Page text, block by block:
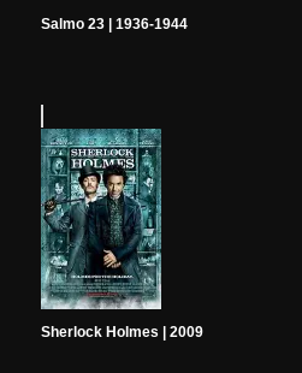
Salmo 23 | 1936-1944
Sherlock Holmes | 2009